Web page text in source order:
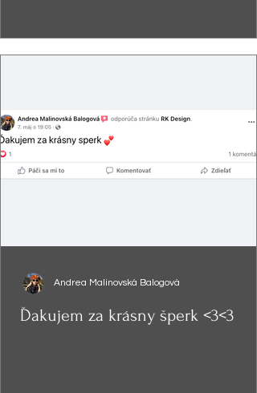
Ďakujem za krásny šperk <3<3
Andrea Malinovská Balogová